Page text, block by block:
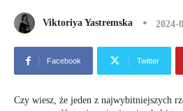
Viktoriya Yastremska 2024-
Facebook Twitter
Czy wiesz, że jeden z najwybitniejszych